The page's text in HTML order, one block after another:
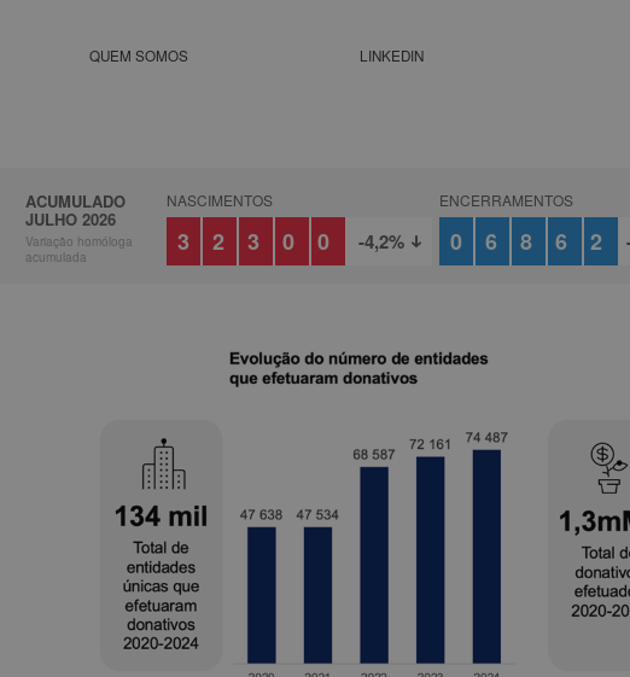
QUEM SOMOS LINKEDIN
ACUMULADO
JULHO 2026
Variação homóloga
acumulada
NASCIMENTOS
32300 -4,2%
ENCERRAMENTOS
06862